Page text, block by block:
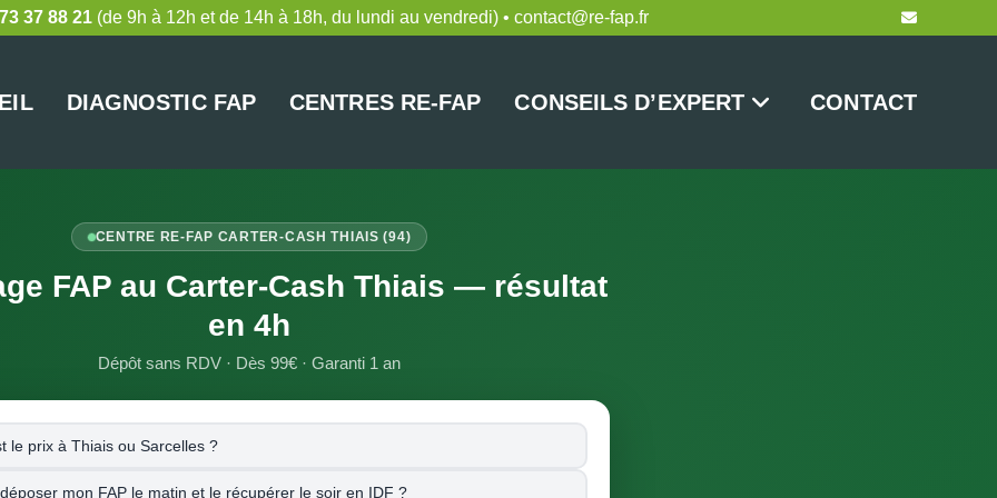
37 88 21 (de 9h à 12h et de 14h à 18h, du lundi au vendredi) • contact@re-fap.fr
DIAGNOSTIC FAP CENTRES RE-FAP CONSEILS D’EXPERT CONTACT
CENTRE RE-FAP CARTER-CASH THIAIS (94)
FAP au Carter-Cash Thiais — résultat
en 4h
Dépôt sans RDV · Dès 99€ · Garanti 1 an
le prix à Thiais ou Sarcelles ?
mon FAP le matin et le récupérer le soir en IDF ?